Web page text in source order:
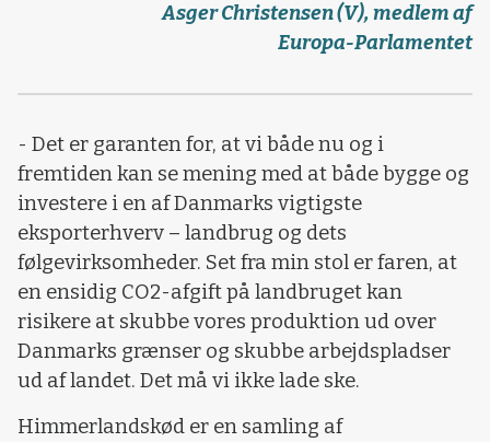
Asger Christensen (V), medlem af
Europa-Parlamentet
- Det er garanten for, at vi både nu og i
fremtiden kan se mening med at både bygge og
investere i en af Danmarks vigtigste
eksporterhverv – landbrug og dets
følgevirksomheder. Set fra min stol er faren, at
en ensidig CO2-afgift på landbruget kan
risikere at skubbe vores produktion ud over
Danmarks grænser og skubbe arbejdspladser
ud af landet. Det må vi ikke lade ske.
Himmerlandskød er en samling af